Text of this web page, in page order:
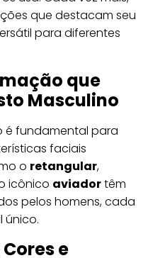
que destacam seu
para diferentes
que
Masculino
é fundamental para
faciais
o retangular,
icônico aviadortêm
pelos homens, cada
único.
e